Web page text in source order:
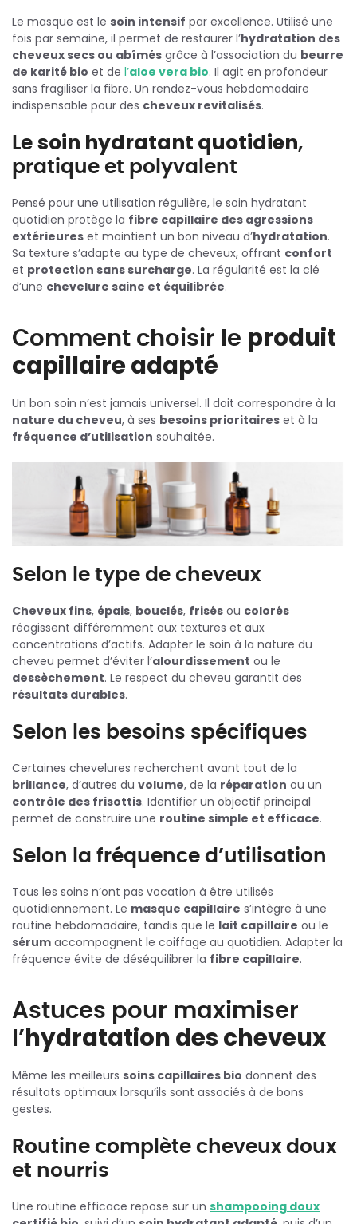
Le masque est le soin intensif par excellence. Utilisé une
fois par semaine, il permet de restaurer l’hydratation des
cheveux secs ou abîmés grâce à l’association du beurre
de karité bio et de l’aloe vera bio. Il agit en profondeur
sans fragiliser la fibre. Un rendez-vous hebdomadaire
indispensable pour des cheveux revitalisés.
Lesoin hydratant quotidien,
pratique et polyvalent
Pensé pour une utilisation régulière, le soin hydratant
quotidien protège la fibre capillaire des agressions
extérieures et maintient un bon niveau d’hydratation.
Sa texture s’adapte au type de cheveux, offrant confort
et protection sans surcharge. La régularité est la clé
d’une chevelure saine et équilibrée.
Comment choisir le produit
capillaire adapté
Un bon soin n’est jamais universel. Il doit correspondre à la
nature du cheveu, à ses besoins prioritaires et à la
fréquence d’utilisation souhaitée.
Selon le type de cheveux
Cheveux fins, épais, bouclés, frisés ou colorés
réagissent différemment aux textures et aux
concentrations d’actifs. Adapter le soin à la nature du
cheveu permet d’éviter l’alourdissement ou le
dessèchement. Le respect du cheveu garantit des
résultats durables.
Selon les besoins spécifiques
Certaines chevelures recherchent avant tout de la
brillance, d’autres du volume, de la réparation ou un
contrôle des frisottis. Identifier un objectif principal
permet de construire une routine simple et efficace.
Selon la fréquence d’utilisation
Tous les soins n’ont pas vocation à être utilisés
quotidiennement. Le masque capillaire s’intègre à une
routine hebdomadaire, tandis que le lait capillaire ou le
sérum accompagnent le coiffage au quotidien. Adapter la
fréquence évite de déséquilibrer la fibre capillaire.
Astuces pour maximiser
l’hydratation des cheveux
Même les meilleurs soins capillaires bio donnent des
résultats optimaux lorsqu’ils sont associés à de bons
gestes.
Routine complète cheveux doux
et nourris
Une routine efficace repose sur un shampooing doux